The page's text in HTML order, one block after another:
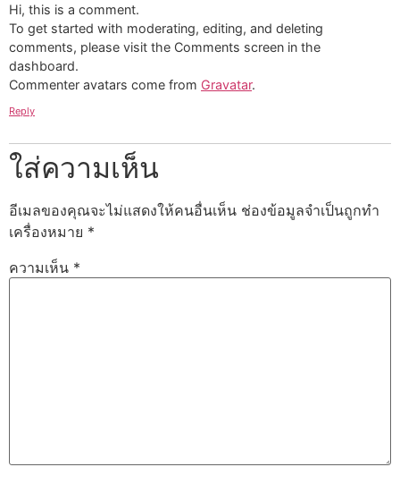
Hi, this is a comment.
To get started with moderating, editing, and deleting
comments, please visit the Comments screen in the
dashboard.
Commenter avatars come from Gravatar.
Reply
ใส่ความเห็น
อีเมลของคุณจะไม่แสดงให้คนอื่นเห็น ช่องข้อมูลจำเป็นถูกทำ
เครื่องหมาย *
ความเห็น *